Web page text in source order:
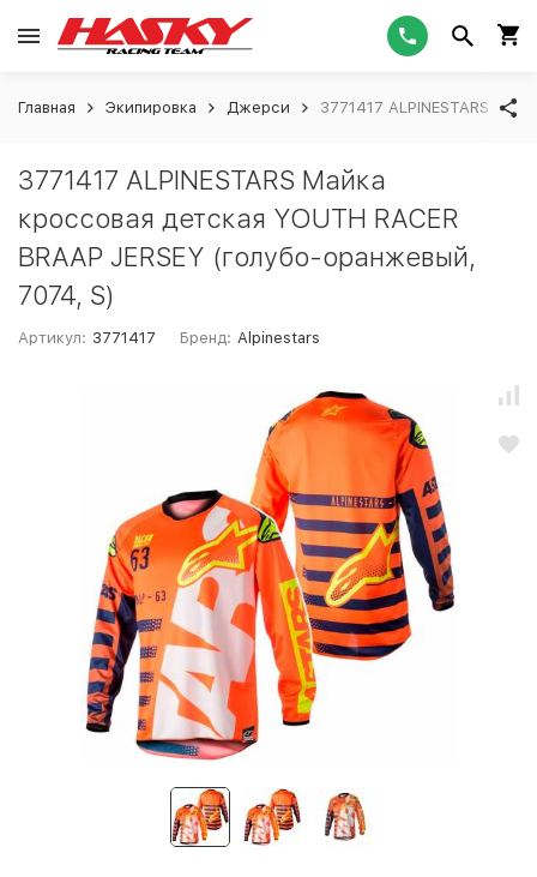
Главная Экипировка Джерси 3771417 ALPINESTARS
3771417 ALPINESTARS Майка
кроссовая детская YOUTH RACER
BRAAP JERSEY (голубо-оранжевый,
7074, S)
Артикул: 3771417 Бренд: Alpinestars